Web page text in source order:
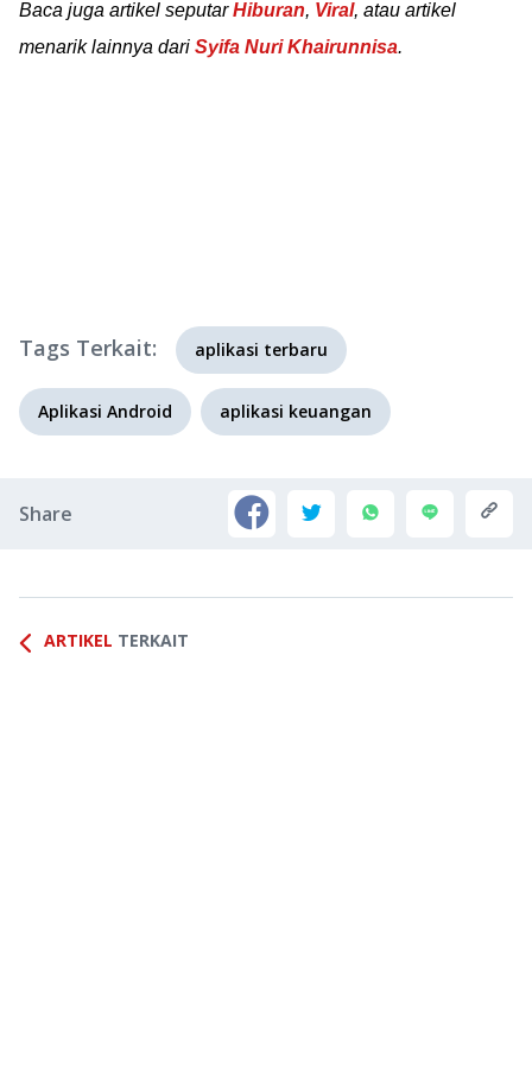
Baca juga artikel seputarHiburan, Viral, atau artikel
menarik lainnya dari Syifa Nuri Khairunnisa.
Tags Terkait: aplikasi terbaru
Aplikasi Android aplikasi keuangan
Share
ARTIKEL TERKAIT